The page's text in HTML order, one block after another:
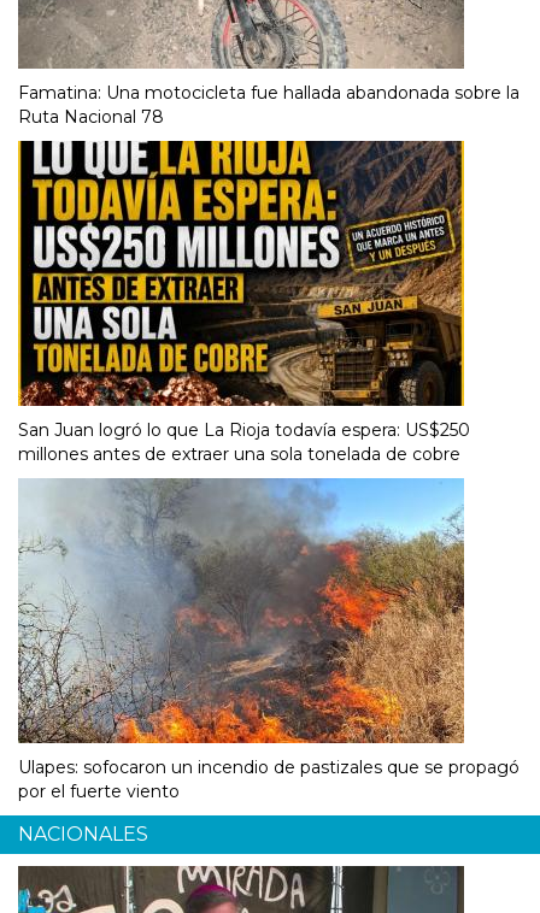
Famatina: Una motocicleta fue hallada abandonada sobre la
Ruta Nacional 78
San Juan logró lo que La Rioja todavía espera: US$250
millones antes de extraer una sola tonelada de cobre
Ulapes: sofocaron un incendio de pastizales que se propagó
por el fuerte viento
NACIONALES